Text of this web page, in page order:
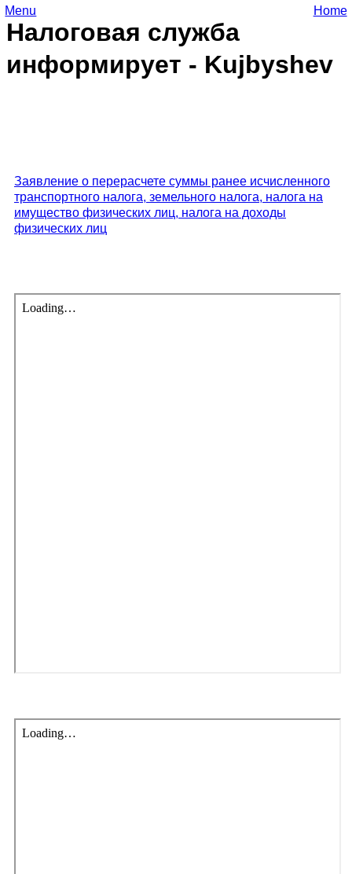
Налоговая служба
информирует - Kujbyshev
Menu Home
Заявление о перерасчете суммы ранее исчисленного
транспортного налога, земельного налога, налога на
имущество физических лиц, налога на доходы
физических лиц